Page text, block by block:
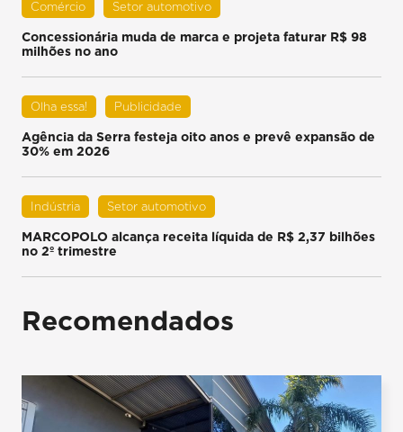
Comércio Setor automotivo
Concessionária muda de marca e projeta faturar R$ 98
milhões no ano
Olha essa! Publicidade
Agência da Serra festeja oito anos e prevê expansão de
30% em 2026
Indústria Setor automotivo
MARCOPOLO alcança receita líquida de R$ 2,37 bilhões
no 2º trimestre
Recomendados